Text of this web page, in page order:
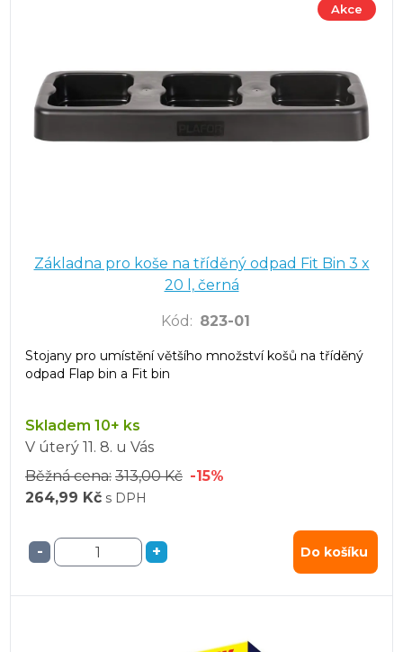
Akce
Základna pro koše na tříděný odpad Fit Bin 3 x
20 l, černá
Kód : 823-01
Stojany pro umístění většího množství košů na tříděný
odpad Flap bin a Fit bin
Skladem 10+ ks
V úterý 11. 8. u Vás
Běžná cena: 313,00 Kč -15%
264,99 Kč s DPH
- + Do košíku